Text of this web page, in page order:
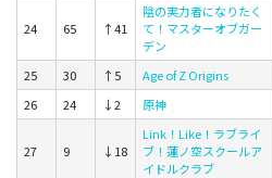
24 65 ↑41
陰の実力者になりたく
て！マスターオブガー
デン
25 30 ↑5 Age of Z Origins
26
24 ↓2 原神
27 9 ↓18
Link！Like！ラブライ
ブ！蓮ノ空スクールア
イドルクラブ